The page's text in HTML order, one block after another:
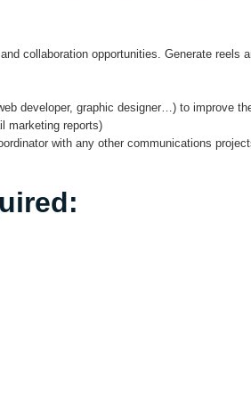
collaboration opportunities. Generate reels
developer, graphic designer…) to improve
marketing reports)
with any other communications